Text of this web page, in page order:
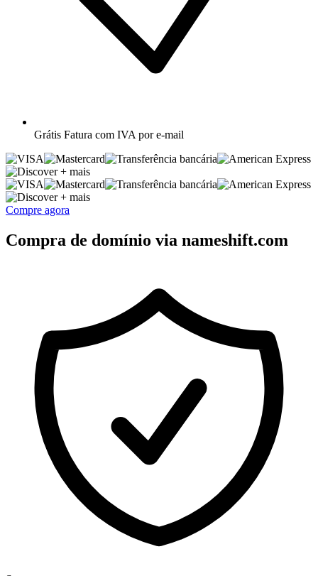
Grátis Fatura com IVA por e-mail
+ mais
+ mais
Compre agora
Compra de domínio via nameshift.com